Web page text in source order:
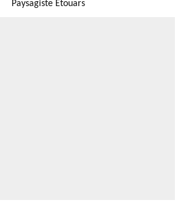
Paysagiste Etouars